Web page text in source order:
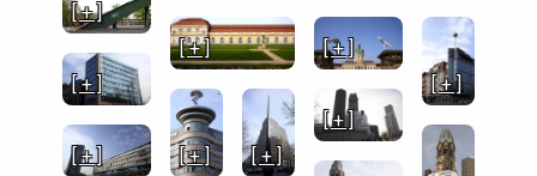
[ + ]
[ + ]
[ + ]
[ + ]
[ + ]
[ + ] [ + ]
[ + ]
[ + ]